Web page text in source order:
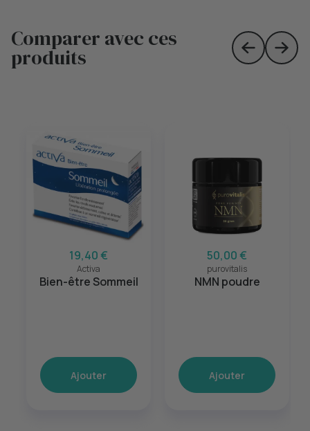
Comparer avec ces
produits Skip toSkip
19,40 €
Activa
Bien-être Sommeil
Ajouter
50,00 €
purovitalis
NMN poudre
Ajouter